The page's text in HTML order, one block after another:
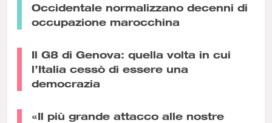
Occidentale normalizzano decenni di
occupazione marocchina
Il G8 di Genova: quella volta in cui
l’Italia cessò di essere una
democrazia
«Il più grande attacco alle nostre